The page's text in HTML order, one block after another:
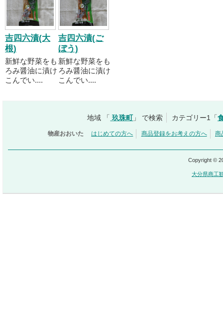
吉四六漬(大
根)
新鮮な野菜をも
ろみ醤油に漬け
こんでい....
吉四六漬(ご
ぼう)
新鮮な野菜をも
ろみ醤油に漬け
こんでい....
地域 「 玖珠町」 で検索 カテゴリー1「
物産おおいた はじめての方へ 商品登録をお考えの方へ 商
Copyright ©
大分県商工